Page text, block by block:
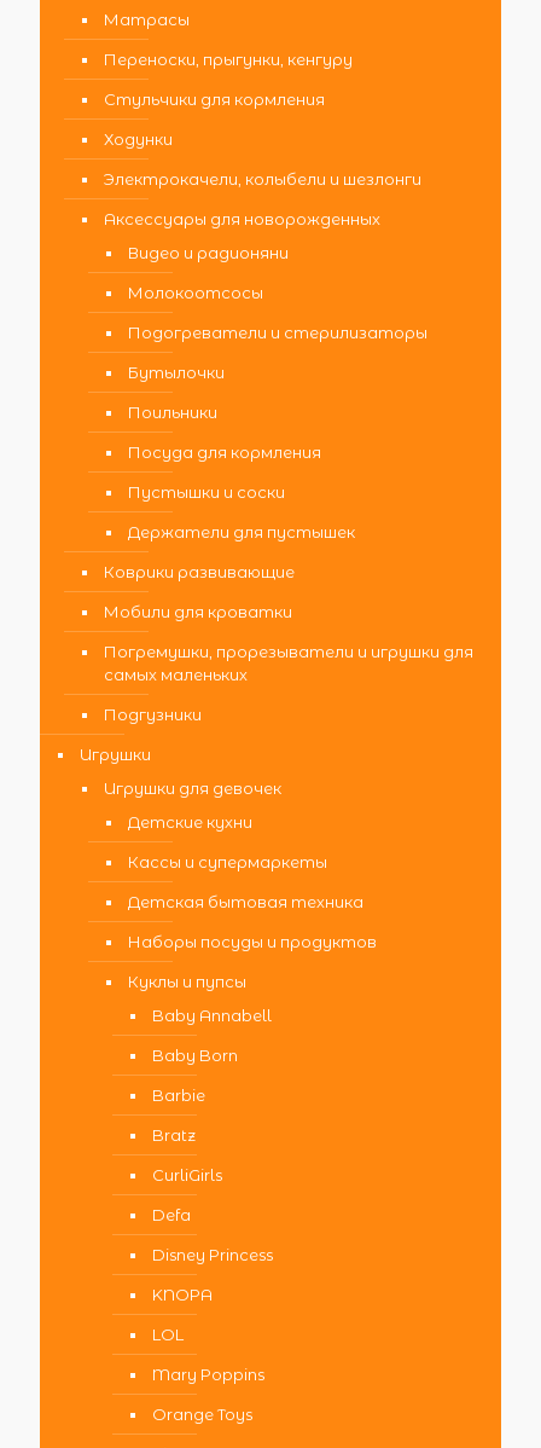
Матрасы
Переноски, прыгунки, кенгуру
Стульчики для кормления
Ходунки
Электрокачели, колыбели и шезлонги
Аксессуары для новорожденных
Видео и радионяни
Молокоотсосы
Подогреватели и стерилизаторы
Бутылочки
Поильники
Посуда для кормления
Пустышки и соски
Держатели для пустышек
Коврики развивающие
Мобили для кроватки
Погремушки, прорезыватели и игрушки для
самых маленьких
Подгузники
Игрушки
Игрушки для девочек
Детские кухни
Кассы и супермаркеты
Детская бытовая техника
Наборы посуды и продуктов
Куклы и пупсы
Baby Annabell
Baby Born
Barbie
Bratz
CurliGirls
Defa
Disney Princess
KNOPA
LOL
Mary Poppins
Orange Toys